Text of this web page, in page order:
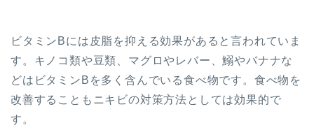
ビタミンBには皮脂を抑える効果があると言われていま
す。キノコ類や豆類、マグロやレバー、鰯やバナナな
どはビタミンBを多く含んでいる食べ物です。食べ物を
改善することもニキビの対策方法としては効果的で
す。